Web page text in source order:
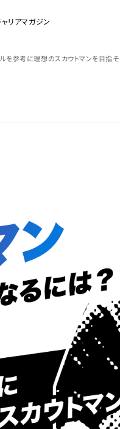
リアマガジン
を参考に理想のスカウトマンを目指そ